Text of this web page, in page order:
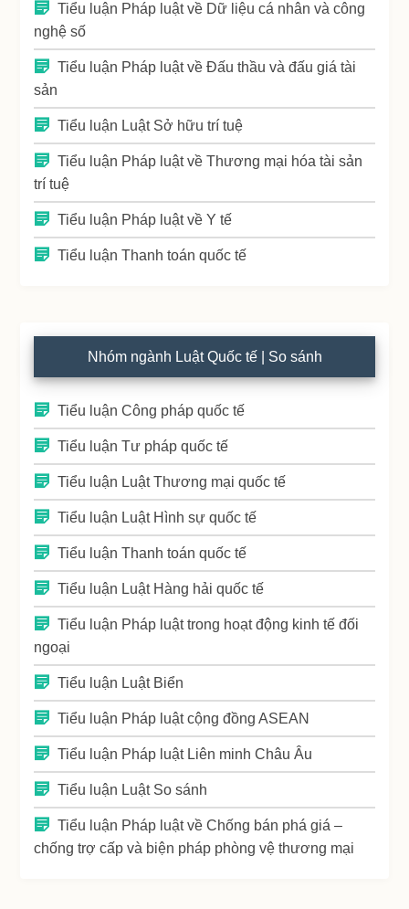
Tiểu luận Pháp luật về Dữ liệu cá nhân và công
nghệ số
Tiểu luận Pháp luật về Đấu thầu và đấu giá tài
sản
Tiểu luận Luật Sở hữu trí tuệ
Tiểu luận Pháp luật về Thương mại hóa tài sản
trí tuệ
Tiểu luận Pháp luật về Y tế
Tiểu luận Thanh toán quốc tế
Nhóm ngành Luật Quốc tế | So sánh
Tiểu luận Công pháp quốc tế
Tiểu luận Tư pháp quốc tế
Tiểu luận Luật Thương mại quốc tế
Tiểu luận Luật Hình sự quốc tế
Tiểu luận Thanh toán quốc tế
Tiểu luận Luật Hàng hải quốc tế
Tiểu luận Pháp luật trong hoạt động kinh tế đối
ngoại
Tiểu luận Luật Biển
Tiểu luận Pháp luật cộng đồng ASEAN
Tiểu luận Pháp luật Liên minh Châu Âu
Tiểu luận Luật So sánh
Tiểu luận Pháp luật về Chống bán phá giá –
chống trợ cấp và biện pháp phòng vệ thương mại